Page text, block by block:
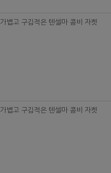
볍고 구김적은 텐셀마 콤비 자켓
볍고 구김적은 텐셀마 콤비 자켓